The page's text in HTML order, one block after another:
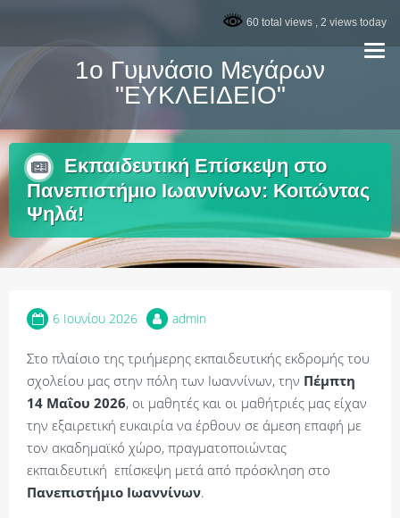
content
60 total views , 2 views today
1ο Γυμνάσιο Μεγάρων
"ΕΥΚΛΕΙΔΕΙΟ"
Εκπαιδευτική Επίσκεψη στο
Πανεπιστήμιο Ιωαννίνων: Κοιτώντας
Ψηλά!
6 Ιουνίου 2026 admin
Στο πλαίσιο της τριήμερης εκπαιδευτικής εκδρομής του
σχολείου μας στην πόλη των Ιωαννίνων, την Πέμπτη
14 Μαΐου 2026, οι μαθητές και οι μαθήτριές μας είχαν
την εξαιρετική ευκαιρία να έρθουν σε άμεση επαφή με
τον ακαδημαϊκό χώρο, πραγματοποιώντας
εκπαιδευτική επίσκεψη μετά από πρόσκληση στο
Πανεπιστήμιο Ιωαννίνων.